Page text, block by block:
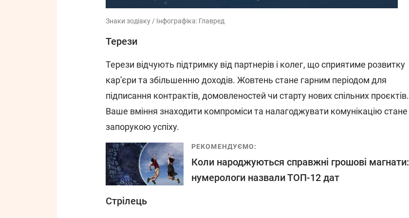
Знаки зодіаку / Інфографіка: Главред
Терези
Терези відчують підтримку від партнерів і колег, що сприятиме розвитку
кар’єри та збільшенню доходів. Жовтень стане гарним періодом для
підписання контрактів, домовленостей чи старту нових спільних проєктів.
Ваше вміння знаходити компроміси та налагоджувати комунікацію стане
запорукою успіху.
РЕКОМЕНДУЄМО:
Коли народжуються справжні грошові магнати:
нумерологи назвали ТОП-12 дат
Стрілець